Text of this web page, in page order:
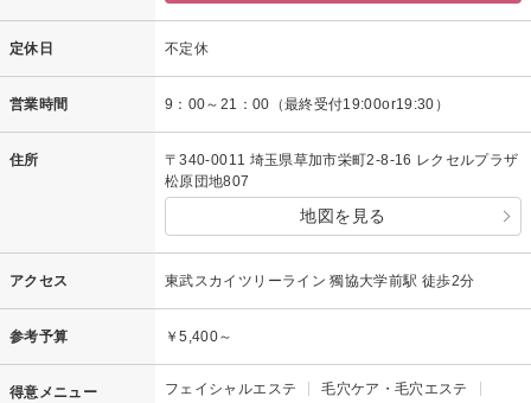
定休日 不定休
営業時間 9：00～21：00（最終受付19:00or19:30）
住所
〒340-0011 埼玉県草加市栄町2-8-16 レクセルプラザ
松原団地807
地図を見る
アクセス 東武スカイツリーライン 獨協大学前駅 徒歩2分
参考予算 ￥5,400～
得意メニュー フェイシャルエステ
毛穴ケア・毛穴エステ